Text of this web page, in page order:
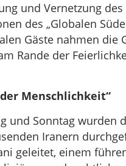
und Vernetzung
des „Globalen
Gäste nahmen die
Rande der
Menschlichkeit“
und Sonntag wurden
Iranern
geleitet, einem